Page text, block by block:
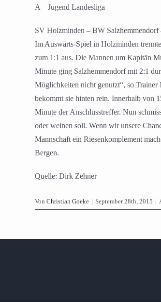
A – Jugend Landesliga
SV Holzminden – BW Salzhemmendorf
Im Auswärts-Spiel in Holzminden
zum 1:1 aus. Die Mannen um Kapitän
Minute ging Salzhemmendorf mit 2:1
Möglichkeiten nicht genutzt“, so Trainer
bekommt sie hinten rein. Innerhalb von
Minute der Anschlusstreffer. Nun
oder weinen soll. Wenn wir unsere
Mannschaft ein Riesenkomplement
Bergen.
Quelle: Dirk Zehner
Von Christian Goeke | September 28th, 2015 |